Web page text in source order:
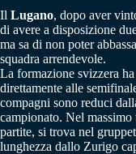
Il Lugano, dopo aver
di avere a disposizione
ma sa di non poter
squadra arrendevole.
La formazione svizzera
direttamente alle
compagni sono reduci
campionato. Nel
partite, si trova nel
lunghezza dallo Zurigo